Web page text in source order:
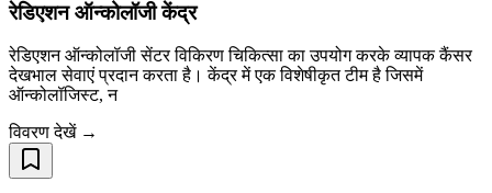
रेडिएशन ऑन्कोलॉजी केंद्र
रेडिएशन ऑन्कोलॉजी सेंटर विकिरण चिकित्सा का उपयोग करके व्यापक कैंसर
देखभाल सेवाएं प्रदान करता है। केंद्र में एक विशेषीकृत टीम है जिसमें
ऑन्कोलॉजिस्ट, न
विवरण देखें →